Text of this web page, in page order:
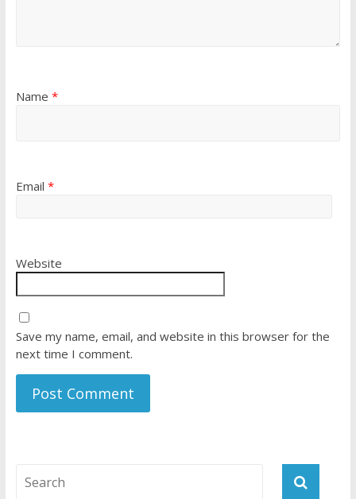
Name *
Email *
Website
Save my name, email, and website in this browser for the
next time I comment.